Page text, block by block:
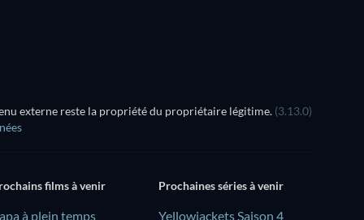
externe reste la propriété du propriétaire légitime. (3.13.0)
films à venir
à plein temps
Prochaines séries à venir
Yellowjackets Saison 4